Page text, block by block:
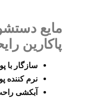
پاکارین
سازگار
نرم
آبکشی